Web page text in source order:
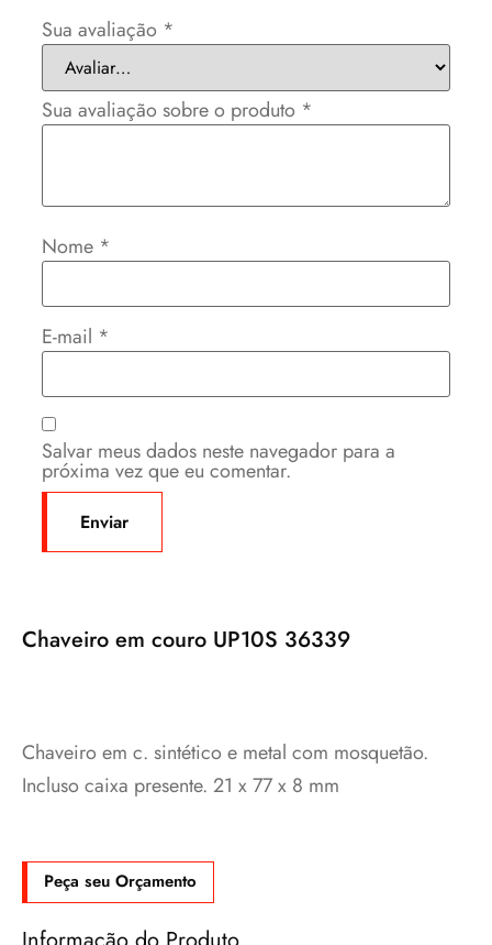
Sua avaliação *
Sua avaliação sobre o produto *
Nome *
E-mail *
Salvar meus dados neste navegador para a
próxima vez que eu comentar.
Chaveiro em couro UP10S 36339
Chaveiro em c. sintético e metal com mosquetão.
Incluso caixa presente. 21 x 77 x 8 mm
Peça seu Orçamento